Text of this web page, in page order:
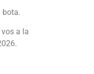
bota.
a la